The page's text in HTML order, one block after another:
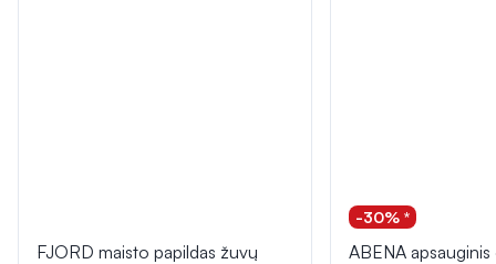
FJORD maisto papildas žuvų
-30% *
ABENA